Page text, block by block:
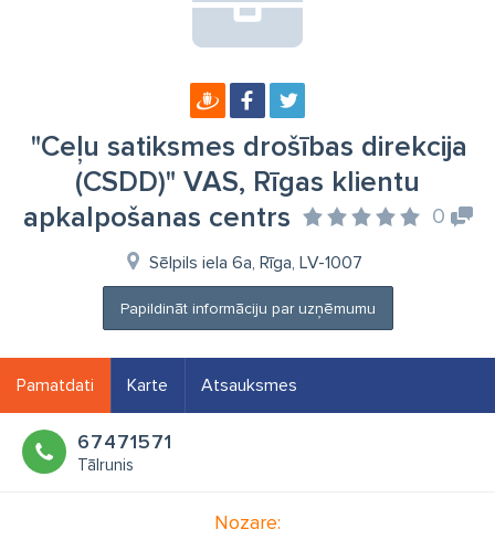
"Ceļu satiksmes drošības direkcija
(CSDD)" VAS, Rīgas klientu
apkalpošanas centrs
0
Sēlpils iela 6a, Rīga, LV-1007
Papildināt informāciju par uzņēmumu
Pamatdati Karte Atsauksmes
67471571
Tālrunis
Nozare: